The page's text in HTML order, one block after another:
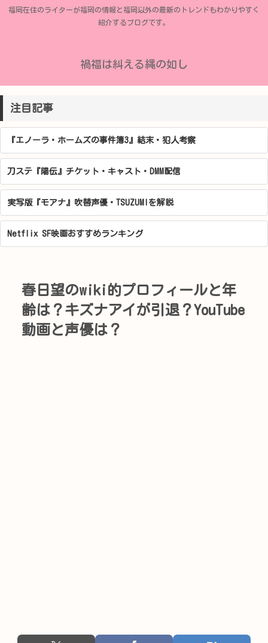
福岡在住のライターが福岡の情報と福岡以外の最新のトレンドもわかりやすく
紹介するブログです。
禍福は糾える縄の如し
注目記事
『エノーラ・ホームズの事件簿3』結末・犯人考察
刀ステ『陽伝』チケット・キャスト・DMM配信
実写版『モアナ』吹替声優・TSUZUMIを解説
Netflix SF映画おすすめランキング
春日望のwiki的プロフィールと年
齢は？キズナアイが引退？YouTube
動画と声優は？